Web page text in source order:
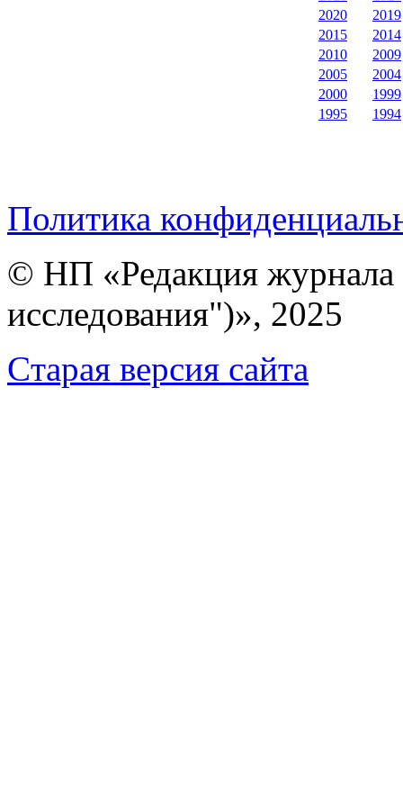
2020
2019
2015
2014
2010
2009
2005
2004
2000
1999
1995
1994
Политика
© НП «Редакция
исследования")», 2025
Cтарая версия сайта